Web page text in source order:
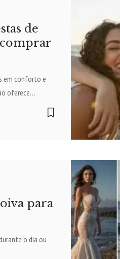
de
comprar
em conforto e
oferece…
para
o dia ou